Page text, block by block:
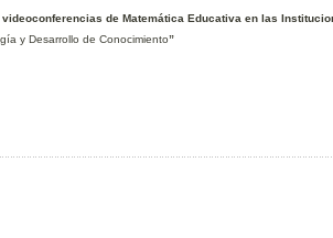
de Matemática Educativa en las
y Desarrollo de Conocimiento”